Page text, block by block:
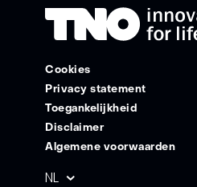
Cookies
Privacy statement
Toegankelijkheid
Disclaimer
Algemene voorwaarden
NL